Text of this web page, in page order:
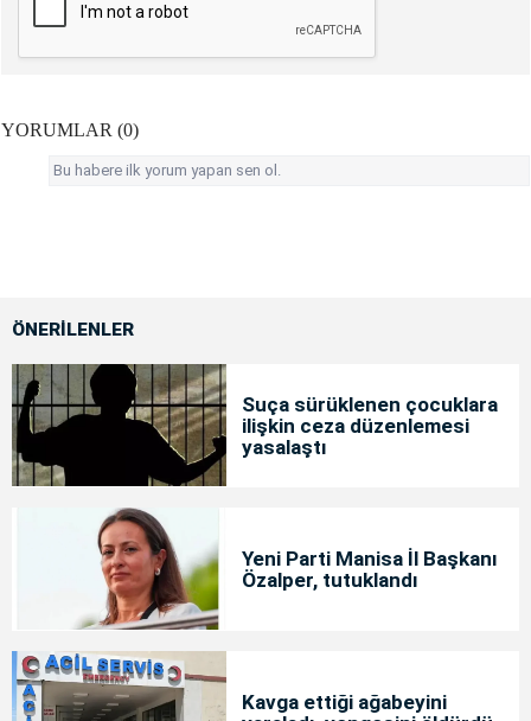
YORUMLAR (0)
Bu habere ilk yorum yapan sen ol.
ÖNERİLENLER
Suça sürüklenen çocuklara
ilişkin ceza düzenlemesi
yasalaştı
Yeni Parti Manisa İl Başkanı
Özalper, tutuklandı
Kavga ettiği ağabeyini